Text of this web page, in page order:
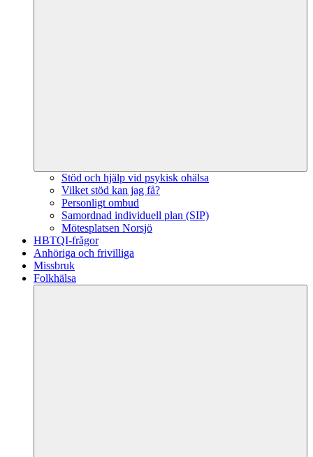
Stöd och hjälp vid psykisk ohälsa
Vilket stöd kan jag få?
Personligt ombud
Samordnad individuell plan (SIP)
Mötesplatsen Norsjö
HBTQI-frågor
Anhöriga och frivilliga
Missbruk
Folkhälsa